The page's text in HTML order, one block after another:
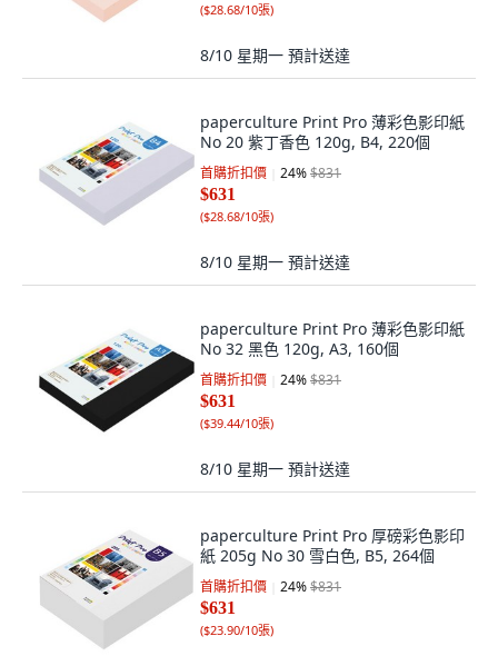
($28.68/10張)
8/10 星期一 預計送達
paperculture Print Pro 薄彩色影印紙
No 20 紫丁香色 120g, B4, 220個
首購折扣價 24%$831
$631
($28.68/10張)
8/10 星期一 預計送達
paperculture Print Pro 薄彩色影印紙
No 32 黑色 120g, A3, 160個
首購折扣價 24%$831
$631
($39.44/10張)
8/10 星期一 預計送達
paperculture Print Pro 厚磅彩色影印
紙 205g No 30 雪白色, B5, 264個
首購折扣價 24%$831
$631
($23.90/10張)